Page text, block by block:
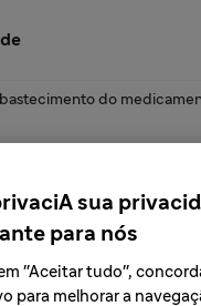
do
osua
para nós
"Aceitar tudo",
para melhorar a